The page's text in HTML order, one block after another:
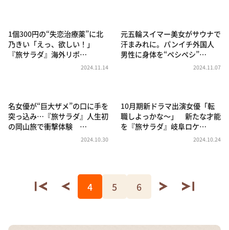
1個300円の“失恋治療薬”に北
乃きい「えっ、欲しい！」
『旅サラダ』海外リポ…
2024.11.14
元五輪スイマー美女がサウナで
汗まみれに。パンイチ外国人
男性に身体を“ペシペシ”…
2024.11.07
名女優が“巨大ザメ”の口に手を
突っ込み…『旅サラダ』人生初
の岡山旅で衝撃体験 …
2024.10.30
10月期新ドラマ出演女優「転
職しよっかな～」 新たな才能
を『旅サラダ』岐阜ロケ…
2024.10.24
4 5 6